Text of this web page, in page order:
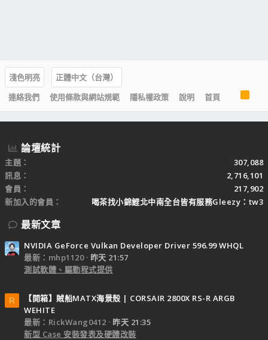
淺色明亮
正體中文（台灣）
連絡我們
使用條款與網站規範 隱私權政策 說明 首頁
R
S
S
論壇統計
主題
307,088
訊息
2,716,101
會員
217,902
新加入的會員
喝茶找小錦鯉北中南全台皆有服務Gleezy：tw3
最新文章
NVIDIA GeForce Vulkan Developer Driver 596.99 WHQL
最新：mhp1120
昨天 21:57
測試軟體、驅動程式提供
R
【開箱】賊船MATX海景殼 | CORSAIR 2800X RS-R ARGB
WEHITE
最新：RickWang0412
昨天 21:35
新型 Case 安裝發表及硬體改裝